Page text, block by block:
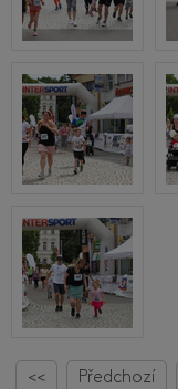
<< Předchozí